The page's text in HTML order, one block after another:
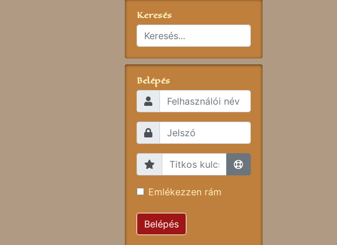
Keresés
Belépés
Emlékezzen rám
Belépés